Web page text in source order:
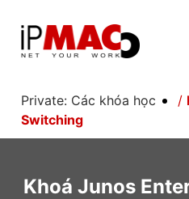
Private: Các khóa học /
Switching
Khoá Junos